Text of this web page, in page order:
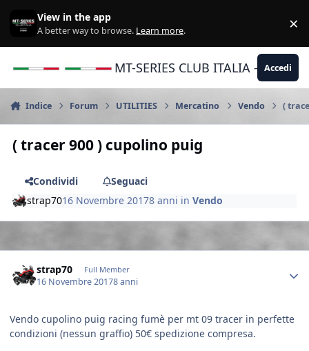
View in the app
A better way to browse. Learn more. ×
MT-SERIES CLUB ITALIA -Accedi
Indice Forum UTILITIES Mercatino Vendo (
( tracer 900 ) cupolino puig
Condividi
Seguaci
strap7016 Novembre 20178 anni inVendo
strap70 Full Member
16 Novembre 20178 anni
Vendo cupolino puig racing fumè per mt 09 tracer in perfette
condizioni (nessun graffio) 50€ spedizione compresa.